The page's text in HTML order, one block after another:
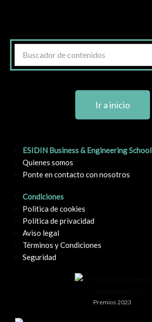
Ir a inicio
ESIDIN Business & Engineering School
Quienes somos
Ponte en contacto con nosotros
Condiciones
Politica de cookies
Política de privacidad
Aviso legal
Términos y Condiciones
Seguridad
Premios 2023